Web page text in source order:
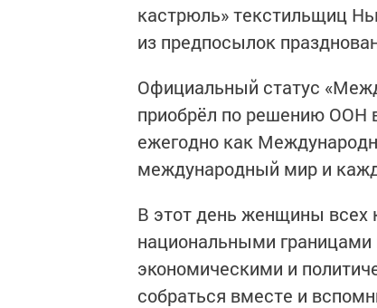
кастрюль» текстильщиц
из предпосылок
Официальный статус
приобрёл по решению ООН
ежегодно как
международный мир и
В этот день женщины всех
национальными
экономическими и
собраться вместе и